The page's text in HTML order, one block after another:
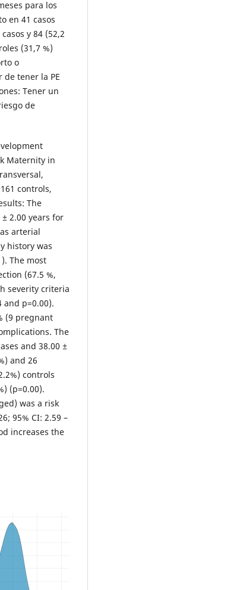
para los
en 41 casos
y 84 (52,2
(31,7 %)
o
tener la PE
Tener un
de
Maternity in
controls,
The
2.00 years for
arterial
history was
The most
(67.5 %,
severity criteria
and p=0.00).
(9 pregnant
The
and 38.00 ±
and 26
controls
(p=0.00).
was a risk
95% CI: 2.59 –
increases the